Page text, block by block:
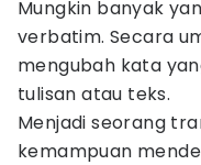
Mungkin banyak
verbatim. Secara
mengubah kata
tulisan atau teks.
Menjadi seorang
kemampuan